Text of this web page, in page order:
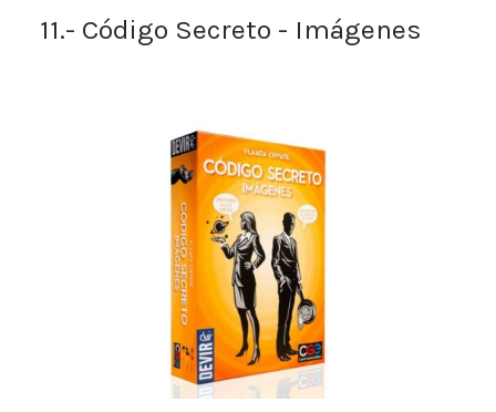
11.- Código Secreto - Imágenes